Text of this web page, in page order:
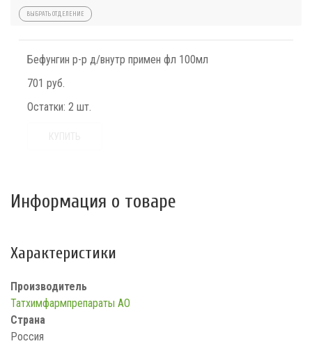
ВЫБРАТЬ ОТДЕЛЕНИЕ
Бефунгин р-р д/внутр примен фл 100мл
701 руб.
Остатки: 2 шт.
Информация о товаре
Характеристики
Производитель
Татхимфармпрепараты АО
Страна
Россия